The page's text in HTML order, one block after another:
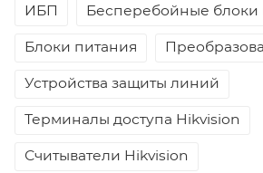
ИБП Бесперебойные блоки
Блоки питания
Устройства защиты линий
Терминалы доступа Hikvision
Считыватели Hikvision